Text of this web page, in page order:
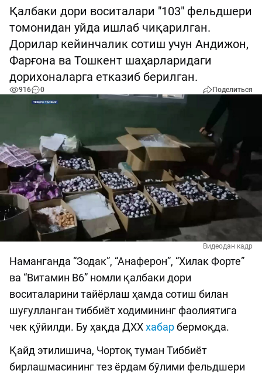
Қалбаки дори воситалари "103" фельдшери
томонидан уйда ишлаб чиқарилган.
Дорилар кейинчалик сотиш учун Андижон,
Фарғона ва Тошкент шаҳарларидаги
дорихоналарга етказиб берилган.
916 0 Поделиться
Видеодан кадр
Наманганда “Зодак”, “Анаферон”, “Хилак Форте”
ва “Витамин В6” номли қалбаки дори
воситаларини тайёрлаш ҳамда сотиш билан
шуғулланган тиббиёт ходимининг фаолиятига
чек қўйилди. Бу ҳақда ДХХхабарбермоқда.
Қайд этилишича, Чортоқ туман Тиббиёт
бирлашмасининг тез ёрдам бўлими фельдшери